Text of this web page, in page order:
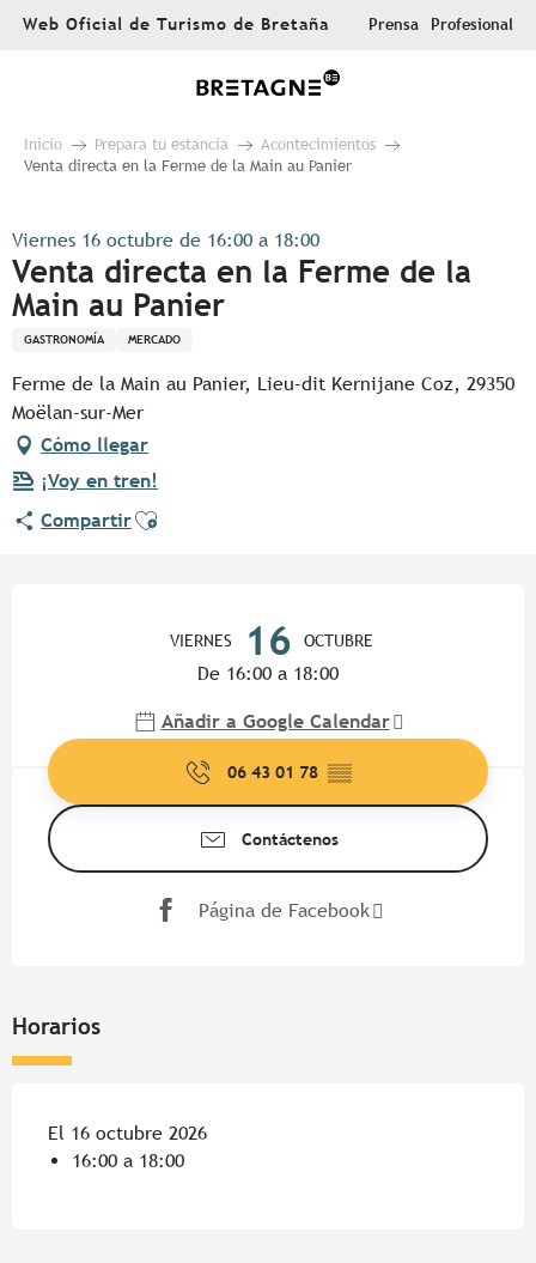
AllerWeb Oficial de Turismo de Bretaña Prensa Profesional
Inicio Prepara tu estancia
Acontecimientos
Venta directa en la Ferme de la Main au Panier
Viernes 16 octubre de 16:00 a 18:00
Venta directa en la Ferme de la
Main au Panier
GASTRONOMÍA MERCADO
Ferme de la Main au Panier, Lieu-dit Kernijane Coz, 29350
Moëlan-sur-Mer
Cómo llegar
¡Voy en tren!
CompartirAjouter aux favoris
VIERNES 16 OCTUBRE
De 16:00 a 18:00
Añadir a Google Calendar
06 43 01 78 ▒▒
Contáctenos
Página de Facebook
Horarios
El 16 octubre 2026
16:00 a 18:00